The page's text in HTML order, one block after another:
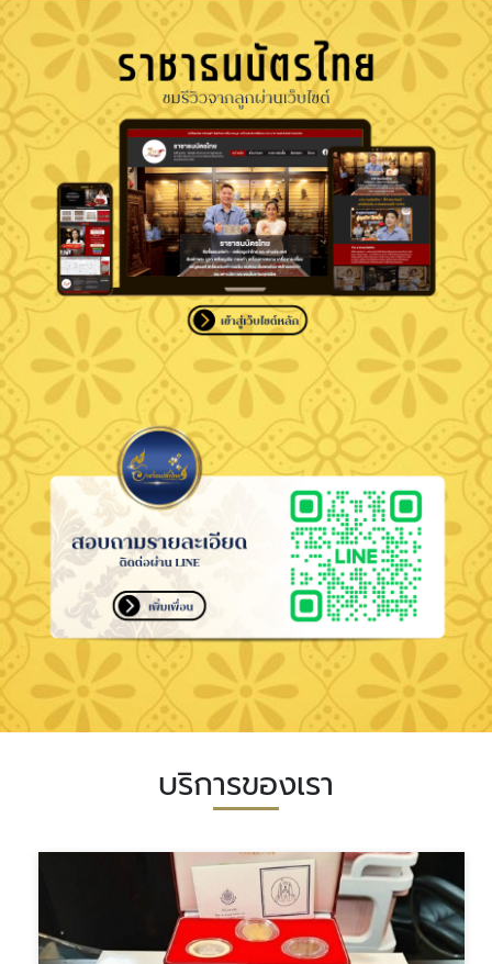
บริการของเรา